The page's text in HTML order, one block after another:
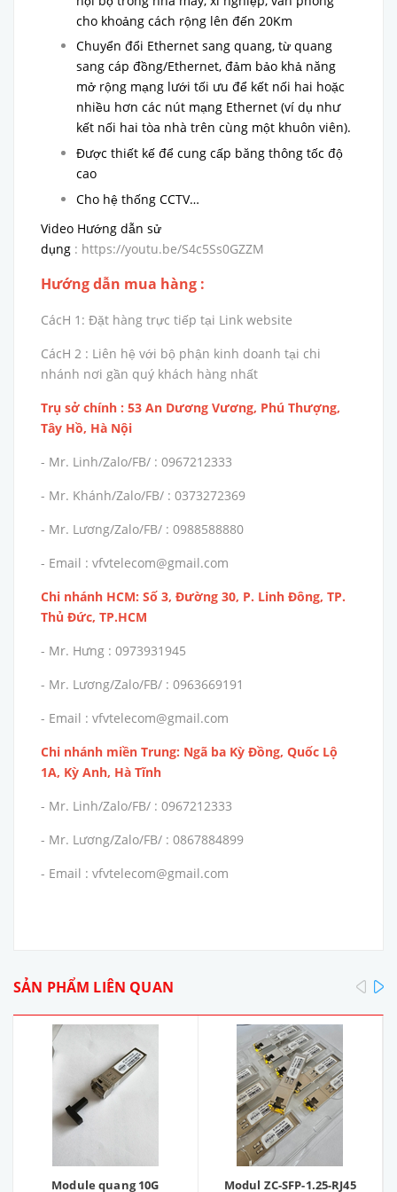
cho khoảng cách rộng lên đến 20Km
Chuyển đổi Ethernet sang quang, từ quang
sang cáp đồng/Ethernet, đảm bảo khả năng
mở rộng mạng lưới tối ưu để kết nối hai hoặc
nhiều hơn các nút mạng Ethernet (ví dụ như
kết nối hai tòa nhà trên cùng một khuôn viên).
Được thiết kế để cung cấp băng thông tốc độ
cao
Cho hệ thống CCTV…
Video Hướng dẫn sử
dụng : https://youtu.be/S4c5Ss0GZZM
Hướng dẫn mua hàng :
CácH 1: Đặt hàng trực tiếp tại Link website
CácH 2 : Liên hệ với bộ phận kinh doanh tại chi
nhánh nơi gần quý khách hàng nhất
Trụ sở chính : 53 An Dương Vương, Phú Thượng,
Tây Hồ, Hà Nội
- Mr. Linh/Zalo/FB/ : 0967212333
- Mr. Khánh/Zalo/FB/ : 0373272369
- Mr. Lương/Zalo/FB/ : 0988588880
- Email : vfvtelecom@gmail.com
Chi nhánh HCM: Số 3, Đường 30, P. Linh Đông, TP.
Thủ Đức, TP.HCM
- Mr. Hưng : 0973931945
- Mr. Lương/Zalo/FB/ : 0963669191
- Email : vfvtelecom@gmail.com
Chi nhánh miền Trung: Ngã ba Kỳ Đồng, Quốc Lộ
1A, Kỳ Anh, Hà Tĩnh
- Mr. Linh/Zalo/FB/ : 0967212333
- Mr. Lương/Zalo/FB/ : 0867884899
- Email : vfvtelecom@gmail.com
SẢN PHẨM LIÊN QUAN
Module quang 10G
Modul ZC-SFP-1.25-RJ45